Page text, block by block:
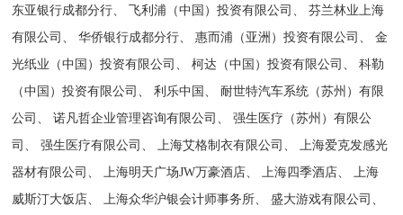
东亚银行成都分行、 飞利浦（中国）投资有限公司、 芬兰林业上海
有限公司、 华侨银行成都分行、 惠而浦（亚洲）投资有限公司、 金
光纸业（中国）投资有限公司、 柯达（中国）投资有限公司、 科勒
（中国）投资有限公司、 利乐中国、 耐世特汽车系统（苏州）有限
公司、 诺凡哲企业管理咨询有限公司、 强生医疗（苏州）有限公
司、 强生医疗有限公司、 上海艾格制衣有限公司、 上海爱克发感光
器材有限公司、 上海明天广场JW万豪酒店、 上海四季酒店、 上海
威斯汀大饭店、 上海众华沪银会计师事务所、 盛大游戏有限公司、